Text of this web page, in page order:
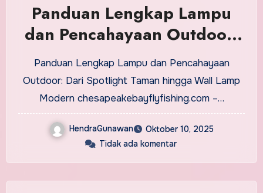
Panduan Lengkap Lampu
dan Pencahayaan Outdoor:
Dari Spotlight Taman hingga
Wall Lamp Modern
Panduan Lengkap Lampu dan Pencahayaan
Outdoor: Dari Spotlight Taman hingga Wall Lamp
Modern chesapeakebayflyfishing.com –…
HendraGunawan
Oktober 10, 2025
Tidak ada komentar